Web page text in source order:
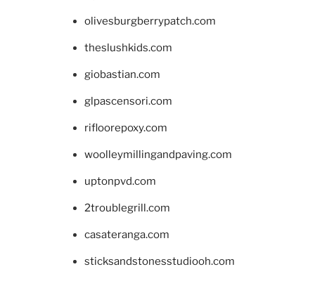
olivesburgberrypatch.com
theslushkids.com
giobastian.com
glpascensori.com
rifloorepoxy.com
woolleymillingandpaving.com
uptonpvd.com
2troublegrill.com
casateranga.com
sticksandstonesstudiooh.com